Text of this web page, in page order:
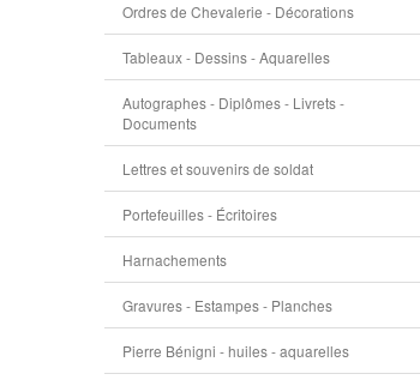
Ordres de Chevalerie - Décorations
Tableaux - Dessins - Aquarelles
Autographes - Diplômes - Livrets -
Documents
Lettres et souvenirs de soldat
Portefeuilles - Écritoires
Harnachements
Gravures - Estampes - Planches
Pierre Bénigni - huiles - aquarelles